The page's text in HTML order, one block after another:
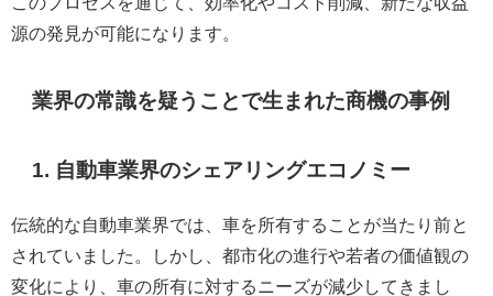
源の発見が可能になります。
業界の常識を疑うことで生まれた商機の事例
1. 自動車業界のシェアリングエコノミー
伝統的な自動車業界では、車を所有することが当たり前と
されていました。しかし、都市化の進行や若者の価値観の
変化により、車の所有に対するニーズが減少してきまし